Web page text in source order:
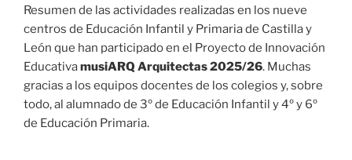
Resumen de las actividades realizadas en los nueve
centros de Educación Infantil y Primaria de Castilla y
León que han participado en el Proyecto de Innovación
EducativamusiARQ Arquitectas 2025/26. Muchas
gracias a los equipos docentes de los colegios y, sobre
todo, al alumnado de 3º de Educación Infantil y 4º y 6º
de Educación Primaria.